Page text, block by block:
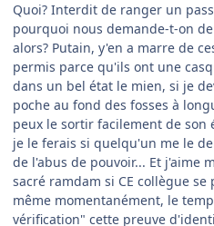
Quoi? Interdit de ranger un
pourquoi nous demande-t-on
alors? Putain, y'en a marre de
permis parce qu'ils ont une
dans un bel état le mien, si je
poche au fond des fosses à
peux le sortir facilement de
je le ferais si quelqu'un me le
de l'abus de pouvoir... Et j'aime
sacré ramdam si CE collègue
même momentanément, le
vérification" cette preuve